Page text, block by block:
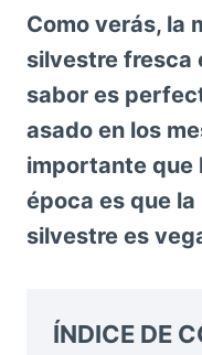
Como verás, la
silvestre fresca
sabor es
asado en los
importante que
época es que
silvestre es
ÍNDICE DE